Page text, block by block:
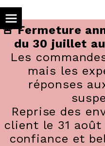
🚨 Fermeture
du 30 juillet
Les
mais les
réponses
Reprise des
client le 31
confiance et